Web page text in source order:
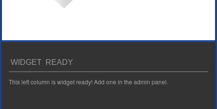
WIDGET READY
This left column is widget ready! Add one in the admin panel.